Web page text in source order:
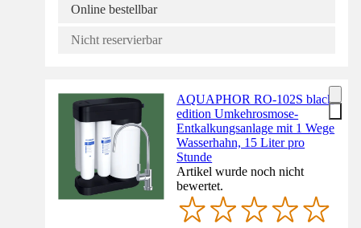
Online bestellbar
Nicht reservierbar
AQUAPHOR RO-102S black
edition Umkehrosmose-
Entkalkungsanlage mit 1 Wege
Wasserhahn, 15 Liter pro
Stunde
Artikel wurde noch nicht
bewertet.